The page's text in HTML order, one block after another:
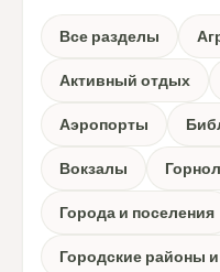
Все разделы
Активный отдых
Аэропорты
Вокзалы
Города и поселения
Городские районы